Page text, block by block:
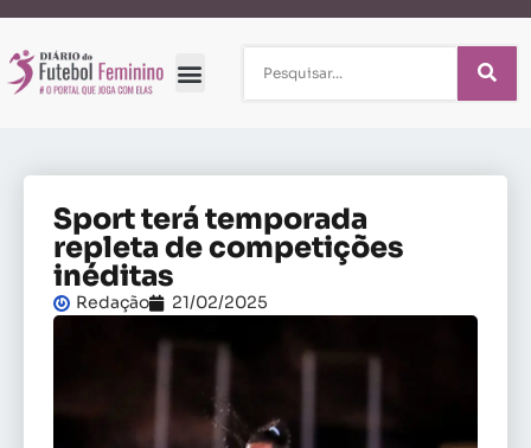
Sport terá temporada
repleta de competições
inéditas
Redação 21/02/2025